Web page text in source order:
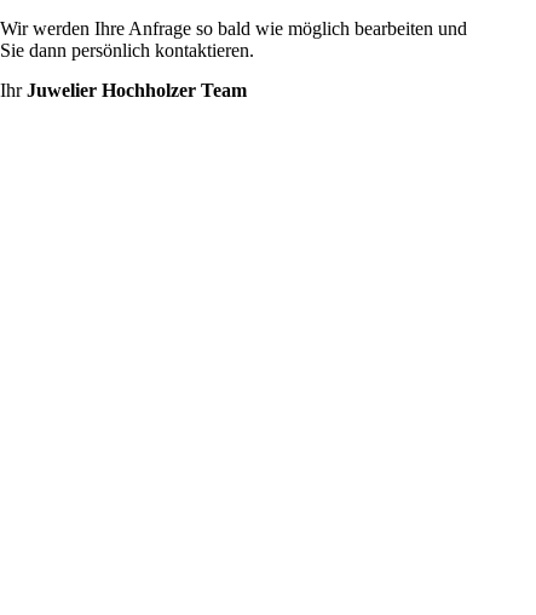
Wir werden Ihre Anfrage so bald wie möglich bearbeiten und
Sie dann persönlich kontaktieren.
IhrJuwelier Hochholzer Team